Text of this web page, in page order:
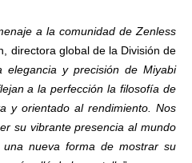
a la comunidad de Zenless
directora global de la División de
elegancia y precisión de Miyabi
a la perfección la filosofía de
y orientado al rendimiento. Nos
su vibrante presencia al mundo
nueva forma de mostrar su